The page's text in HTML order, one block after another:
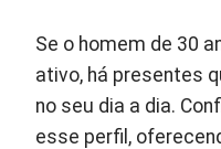
Se o homem de 30
ativo, há presentes
no seu dia a dia.
esse perfil,